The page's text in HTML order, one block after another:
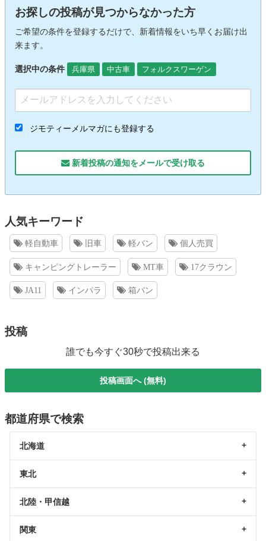
お探しの投稿が見つからなかった方
ご希望の条件を登録するだけで、新着情報をいち早くお届け出
来ます。
選択中の条件 兵庫県 中古車 フォルクスワーゲン
ジモティーメルマガにも登録する
新着投稿の通知をメールで受け取る
人気キーワード
軽自動車 旧車 軽バン 個人売買
キャンピングトレーラー MT車 17クラウン
JA11 インパラ 箱バン
投稿
誰でも今すぐ30秒で投稿出来る
投稿画面へ (無料)
都道府県で検索
北海道
東北
北陸・甲信越
関東